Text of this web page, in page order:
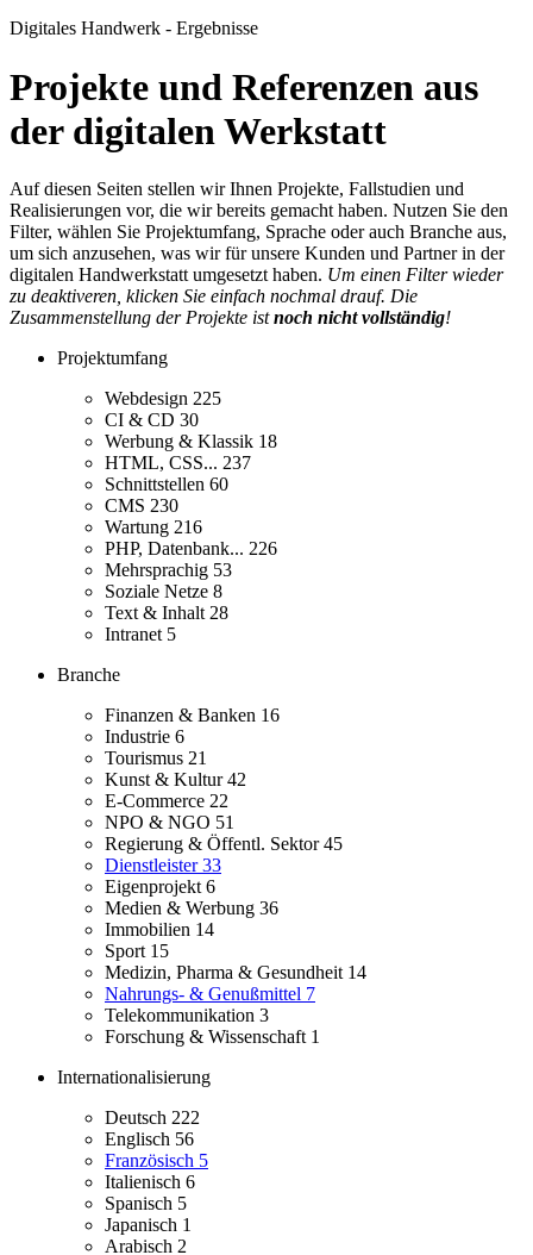
Digitales Handwerk - Ergebnisse
Projekte und Referenzen aus
der digitalen Werkstatt
Auf diesen Seiten stellen wir Ihnen Projekte, Fallstudien und
Realisierungen vor, die wir bereits gemacht haben. Nutzen Sie den
Filter, wählen Sie Projektumfang, Sprache oder auch Branche aus,
um sich anzusehen, was wir für unsere Kunden und Partner in der
digitalen Handwerkstatt umgesetzt haben. Um einen Filter wieder
zu deaktiveren, klicken Sie einfach nochmal drauf. Die
Zusammenstellung der Projekte istnoch nicht vollständig!
Projektumfang
Webdesign 225
CI & CD 30
Werbung & Klassik 18
HTML, CSS... 237
Schnittstellen 60
CMS 230
Wartung 216
PHP, Datenbank... 226
Mehrsprachig 53
Soziale Netze 8
Text & Inhalt 28
Intranet 5
Branche
Finanzen & Banken 16
Industrie 6
Tourismus 21
Kunst & Kultur42
E-Commerce 22
NPO & NGO 51
Regierung & Öffentl. Sektor45
Dienstleister33
Eigenprojekt 6
Medien & Werbung 36
Immobilien 14
Sport 15
Medizin, Pharma & Gesundheit 14
Nahrungs- & Genußmittel 7
Telekommunikation 3
Forschung & Wissenschaft 1
Internationalisierung
Deutsch 222
Englisch 56
Französisch 5
Italienisch 6
Spanisch 5
Japanisch 1
Arabisch 2